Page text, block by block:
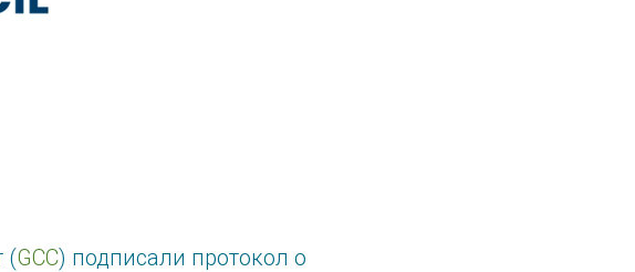
(GCC) подписали протокол о